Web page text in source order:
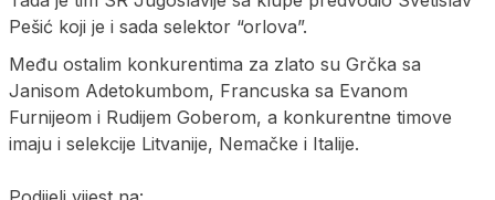
Pešić koji je i sada selektor “orlova”.
Među ostalim konkurentima za zlato su Grčka sa
Janisom Adetokumbom, Francuska sa Evanom
Furnijeom i Rudijem Goberom, a konkurentne timove
imaju i selekcije Litvanije, Nemačke i Italije.